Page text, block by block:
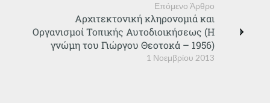
Επόμενο Άρθρο
1 Νοεμβρίου 2013
Αρχιτεκτονική κληρονομιά και
Οργανισμοί Τοπικής Αυτοδιοικήσεως (Η
γνώμη του Γιώργου Θεοτοκά – 1956)